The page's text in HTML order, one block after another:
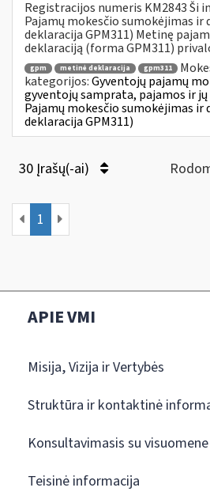
Registracijos numeris KM2843 Ši
Pajamų mokesčio sumokėjimas
deklaracija GPM311) Metinę
deklaraciją (forma GPM311)
gpm metinė deklaracija gpm311
kategorijos:Gyventojų pajamų
gyventojų samprata, pajamos ir jų
Pajamų mokesčio sumokėjimas
deklaracija GPM311)
30 Įrašų(-ai)
1
APIE VMI
Misija, Vizija ir Vertybės
Struktūra ir kontaktinė
Konsultavimasis su visuomene
Teisinė informacija